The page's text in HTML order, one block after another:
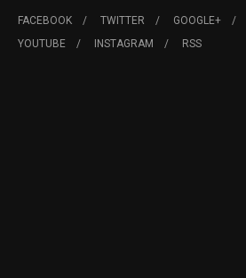
FACEBOOK TWITTER GOOGLE+
YOUTUBE
INSTAGRAM RSS